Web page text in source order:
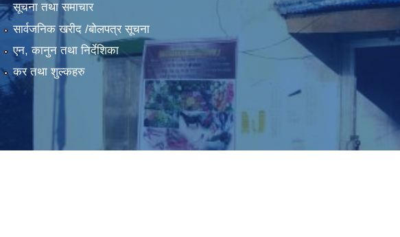
सूचना तथा समाचार
सार्वजनिक खरीद /बोलपत्र सूचना
एन, कानुन तथा निर्देशिका
कर तथा शुल्कहरु